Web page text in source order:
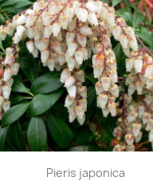
Vista rápida
Pieris japonica